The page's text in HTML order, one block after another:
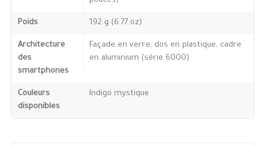
Poids 192 g (6.77 oz)
Architecture
des
smartphones
Façade en verre, dos en plastique, cadre
en aluminium (série 6000)
Couleurs
disponibles
Indigo mystique